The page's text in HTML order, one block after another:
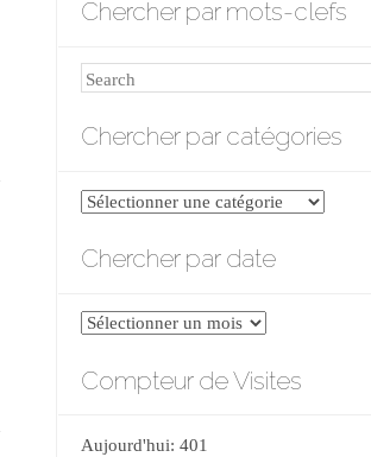
Chercher par mots-clefs
Search
Chercher par catégories
Chercher
catégories
Chercher par date
Chercher
date
Compteur de Visites
Aujourd'hui: 401